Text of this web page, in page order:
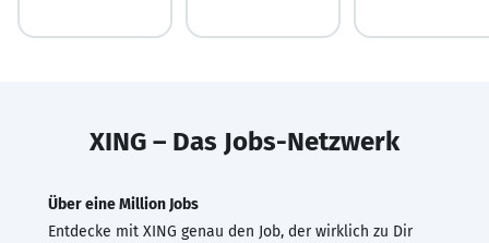
XING – Das Jobs-Netzwerk
Über eine Million Jobs
Entdecke mit XING genau den Job, der wirklich zu Dir